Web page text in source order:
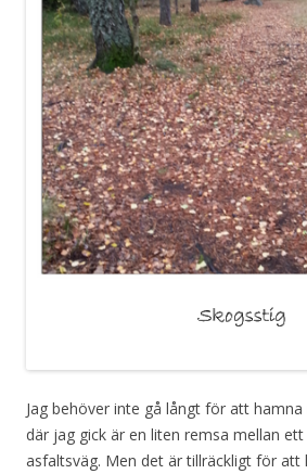
Jag behöver inte gå långt för att hamna
där jag gick är en liten remsa mellan
asfaltsväg. Men det är tillräckligt för